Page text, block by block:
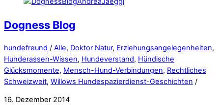
Dogness Blog
hundefreund / Alle, Doktor Natur, Erziehungsangelegenheiten,
Hunderassen-Wissen, Hundeverstand, Hündische
Glücksmomente, Mensch-Hund-Verbindungen, Rechtliches
Schweizweit, Willows Hundespazierdienst-Geschichten /
16. Dezember 2014